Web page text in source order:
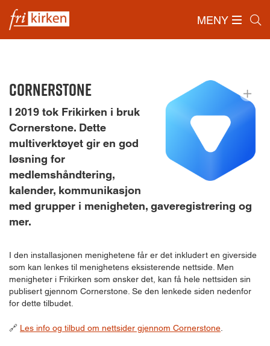
MENY
Forside/Ressurser Cornerstone
Cornerstone
I 2019 tok Frikirken i bruk
Cornerstone. Dette
multiverktøyet gir en god
løsning for
medlemshåndtering,
kalender, kommunikasjon
med grupper i menigheten, gave­registrering og
mer.
I den installasjonen menighetene får er det inkludert en giverside
som kan lenkes til menighetens eksisterende nettside. Men
menigheter i Frikirken som ønsker det, kan få hele nettsiden sin
publisert gjennom Cornerstone. Se den lenkede siden nedenfor
for dette tilbudet.
🔗​ Les info og tilbud om nettsider gjennom Cornerstone.